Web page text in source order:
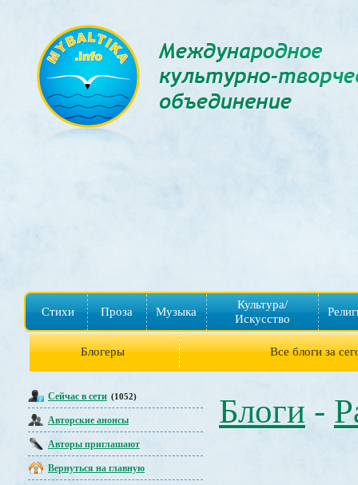
Стихи Проза Музыка
Культура/
Искусство
Блогеры Все блоги за
Сейчас в сети (1052)
Авторские анонсы
Авторы приглашают
Вернуться на главную
Блоги -